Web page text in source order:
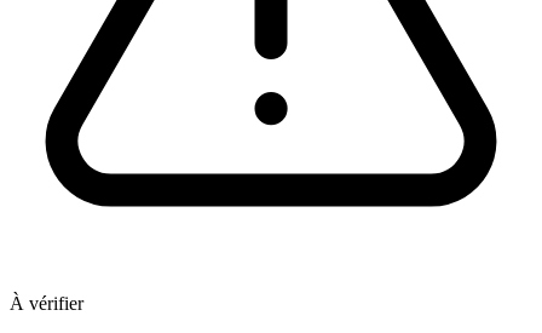
À vérifier